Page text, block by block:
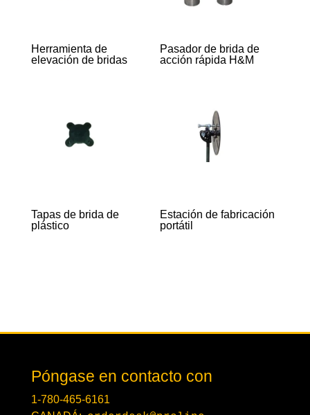
Herramienta de
elevación de bridas
Pasador de brida de
acción rápida H&M
Tapas de brida de
plástico
Estación de fabricación
portátil
Póngase en contacto con
1-780-465-6161